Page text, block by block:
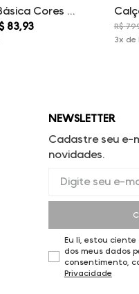
Camiseta Básica Cores Dudalina Masculina
83,93 R$
3x de
NEWSLETTER
Cadastre seu e-
novidades.
Eu li, estou
dos meus dados
consentimento,
Privacidade